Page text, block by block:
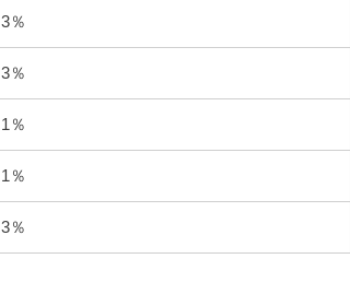
3％
3％
1％
1％
3％